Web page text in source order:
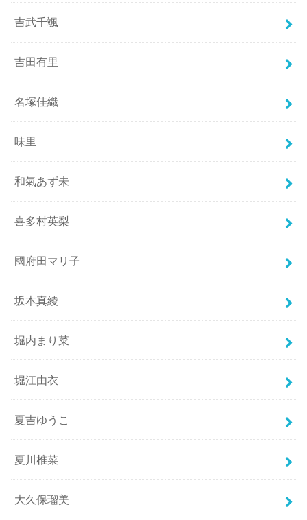
吉武千颯
吉田有里
名塚佳織
味里
和氣あず未
喜多村英梨
國府田マリ子
坂本真綾
堀内まり菜
堀江由衣
夏吉ゆうこ
夏川椎菜
大久保瑠美